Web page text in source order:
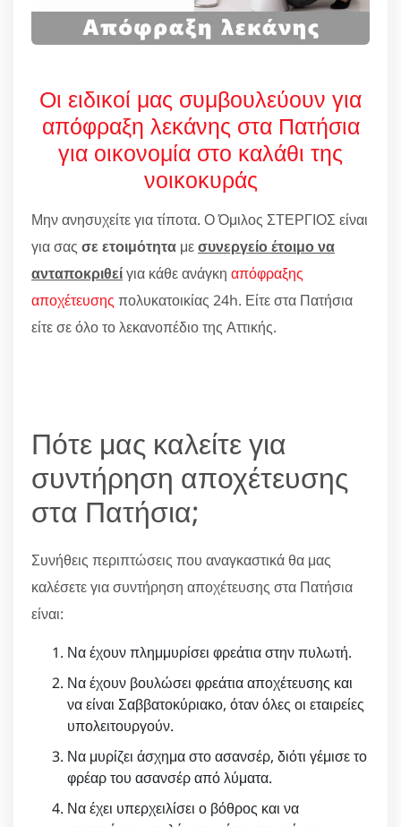
Οι ειδικοί μας συμβουλεύουν για
απόφραξη λεκάνης στα Πατήσια
για οικονομία στο καλάθι της
νοικοκυράς
Μην ανησυχείτε για τίποτα. Ο Όμιλος ΣΤΕΡΓΙΟΣ είναι
για σας σε ετοιμότητα μεσυνεργείο έτοιμο να
ανταποκριθείγια κάθε ανάγκη απόφραξης
αποχέτευσης πολυκατοικίας 24h. Είτε στα Πατήσια
είτε σε όλο το λεκανοπέδιο της Αττικής.
Πότε μας καλείτε για
συντήρηση αποχέτευσης
στα Πατήσια;
Συνήθεις περιπτώσεις που αναγκαστικά θα μας
καλέσετε για συντήρηση αποχέτευσης στα Πατήσια
είναι:
Να έχουν πλημμυρίσει φρεάτια στην πυλωτή.
Να έχουν βουλώσει φρεάτια αποχέτευσης και
να είναι Σαββατοκύριακο, όταν όλες οι εταιρείες
υπολειτουργούν.
Να μυρίζει άσχημα στο ασανσέρ, διότι γέμισε το
φρέαρ του ασανσέρ από λύματα.
Να έχει υπερχειλίσει ο βόθρος και να